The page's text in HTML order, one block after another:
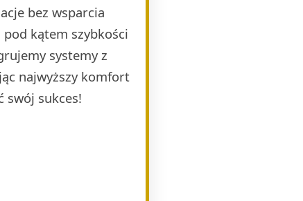
bez wsparcia
kątem szybkości
systemy z
najwyższy komfort
swój sukces!